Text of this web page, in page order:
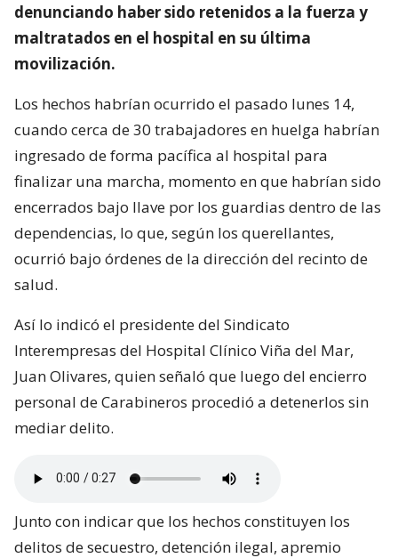
denunciando haber sido retenidos a la fuerza y
maltratados en el hospital en su última
movilización.
Los hechos habrían ocurrido el pasado lunes 14,
cuando cerca de 30 trabajadores en huelga habrían
ingresado de forma pacífica al hospital para
finalizar una marcha, momento en que habrían sido
encerrados bajo llave por los guardias dentro de las
dependencias, lo que, según los querellantes,
ocurrió bajo órdenes de la dirección del recinto de
salud.
Así lo indicó el presidente del Sindicato
Interempresas del Hospital Clínico Viña del Mar,
Juan Olivares, quien señaló que luego del encierro
personal de Carabineros procedió a detenerlos sin
mediar delito.
Junto con indicar que los hechos constituyen los
delitos de secuestro, detención ilegal, apremio